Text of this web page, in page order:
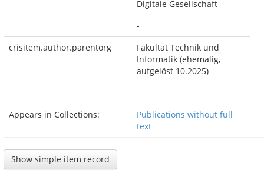
Digitale Gesellschaft
-
crisitem.author.parentorg
Fakultät Technik und
Informatik (ehemalig,
aufgelöst 10.2025)
-
Appears in Collections:
Publications without full
text
Show simple item record